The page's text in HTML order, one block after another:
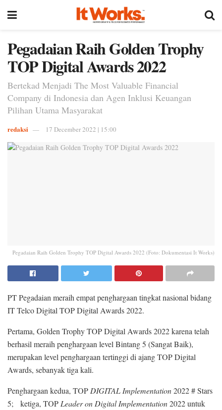
Pegadaian Raih Golden Trophy
TOP Digital Awards 2022
Bertekad Menjadi The Most Valuable Financial
Company di Indonesia dan Agen Inklusi Keuangan
Pilihan Utama Masyarakat
redaksi 17 December 2022 | 15:00
Pegadaian Raih Golden Trophy TOP Digital Awards 2022 (Foto: Dokumentasi It Works)
PT Pegadaian meraih empat penghargaan tingkat nasional bidang
IT Telco Digital TOP Digital Awards 2022.
Pertama, Golden Trophy TOP Digital Awards 2022 karena telah
berhasil meraih penghargaan level Bintang 5 (Sangat Baik),
merupakan level penghargaan tertinggi di ajang TOP Digital
Awards, sebanyak tiga kali.
Penghargaan kedua, TOP DIGITAL Implementation2022 # Stars
5; ketiga, TOP Leader on Digital Implementation2022 untuk